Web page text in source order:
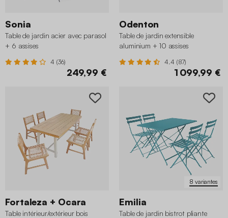
Sonia
Table de jardin acier avec parasol
+ 6 assises
4 (36)
249,99 €
Odenton
Table de jardin extensible
aluminium + 10 assises
4.4 (87)
1 099,99 €
Fortaleza + Ocara
Table intérieur/extérieur bois
8 variantes
Emilia
Table de jardin bistrot pliante